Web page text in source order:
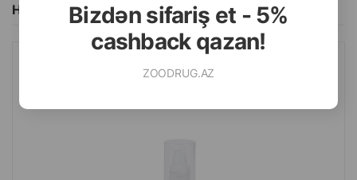
Bizdən sifariş et - 5%
cashback qazan!
ZOODRUG.AZ
Hamısını Gör
SPREY BEEZTEES TANGLE FIX 150 ML.